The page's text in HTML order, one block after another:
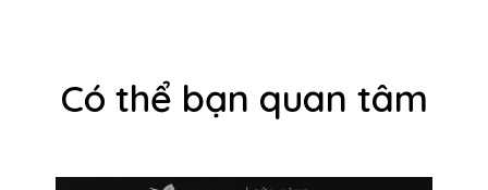
Có thể bạn quan tâm